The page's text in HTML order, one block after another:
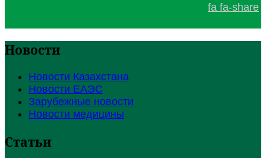
fa fa-share
Новости
Новости Казахстана
Новости ЕАЭС
Зарубежные новости
Новости медицины
Статьи